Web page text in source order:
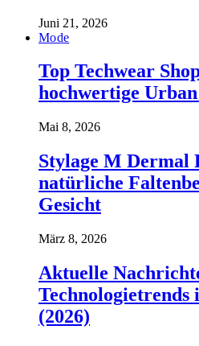
Juni 21, 2026
Mode
Top Techwear
hochwertige
Mai 8, 2026
Stylage M
natürliche
Gesicht
März 8, 2026
Aktuelle
Technologietrends
(2026)